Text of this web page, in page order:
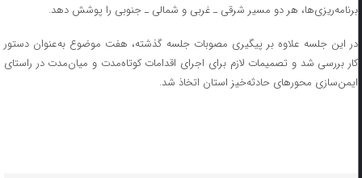
برنامه‌ریزی‌ها، هر دو مسیر شرقی ـ غربی و شمالی ـ جنوبی را پوشش دهد.
در این جلسه علاوه بر پیگیری مصوبات جلسه گذشته، هفت موضوع به‌عنوان دستور
کار بررسی شد و تصمیمات لازم برای اجرای اقدامات کوتاه‌مدت و میان‌مدت در راستای
ایمن‌سازی محورهای حادثه‌خیز استان اتخاذ شد.